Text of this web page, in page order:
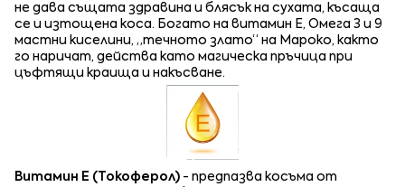
не дава същата здравина и блясък на сухата, късаща
се и изтощена коса. Богато на витамин Е, Омега 3 и 9
мастни киселини, „течното злато“ на Мароко, както
го наричат, действа като магическа пръчица при
цъфтящи краища и накъсване.
Витамин Е (Токоферол) - предпазва косъма от